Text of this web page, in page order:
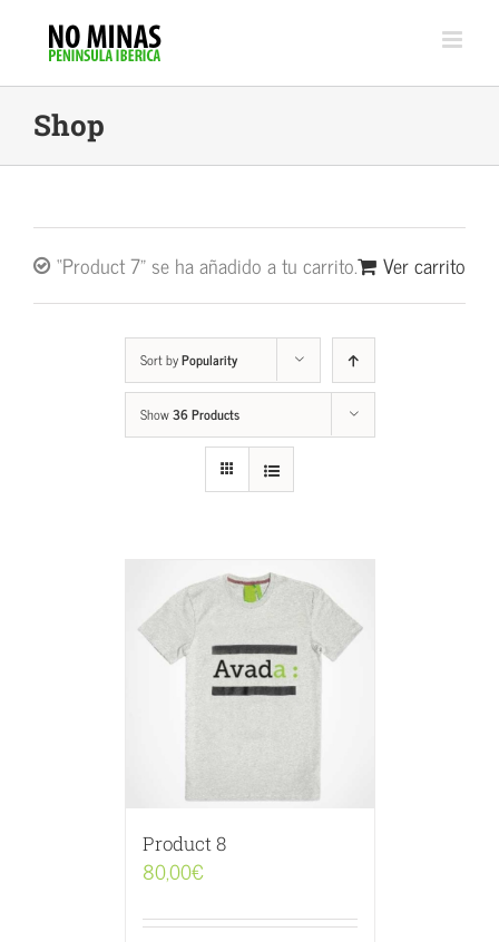
Shop
Ver carrito
“Product 7” se ha añadido a tu carrito.
Sort byPopularity
Show36 Products
Product 8
80,00€